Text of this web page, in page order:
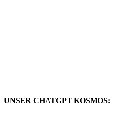
UNSER CHATGPT KOSMOS: